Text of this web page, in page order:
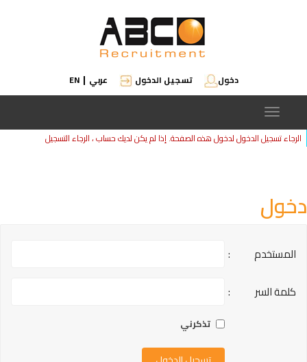
دخول تسجيل الدخول عربي |
EN
Toggle
navigation
الرجاء تسجيل الدخول لدخول هذه الصفحة. إذا لم يكن لديك حساب ، الرجاءالتسجيل
دخول
المستخدم
:
كلمة السر
:
تذكرني